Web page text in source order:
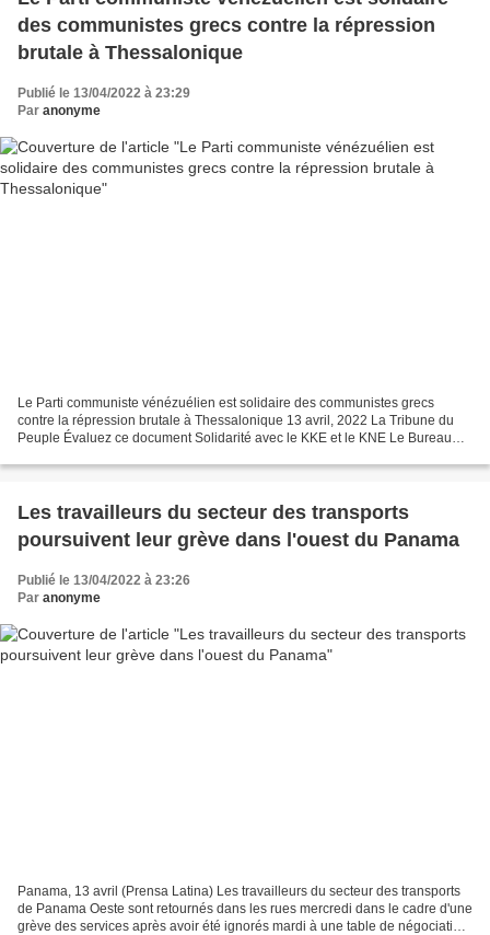
des communistes grecs contre la répression
brutale à Thessalonique
Publié le 13/04/2022 à 23:29
Par anonyme
Le Parti communiste vénézuélien est solidaire des communistes grecs
contre la répression brutale à Thessalonique 13 avril, 2022 La Tribune du
Peuple Évaluez ce document Solidarité avec le KKE et le KNE Le Bureau
Les travailleurs du secteur des transports
poursuivent leur grève dans l'ouest du Panama
Publié le 13/04/2022 à 23:26
Par anonyme
Panama, 13 avril (Prensa Latina) Les travailleurs du secteur des transports
de Panama Oeste sont retournés dans les rues mercredi dans le cadre d'une
grève des services après avoir été ignorés mardi à une table de négociation